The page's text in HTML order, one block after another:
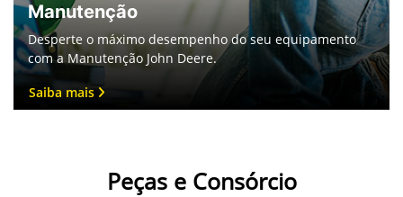
Manutenção
Desperte o máximo desempenho do seu equipamento
com a Manutenção John Deere.
Saiba mais
Peças e Consórcio